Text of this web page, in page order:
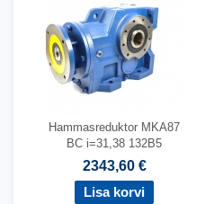
Hammasreduktor MKA87
BC i=31,38 132B5
2343,60 €